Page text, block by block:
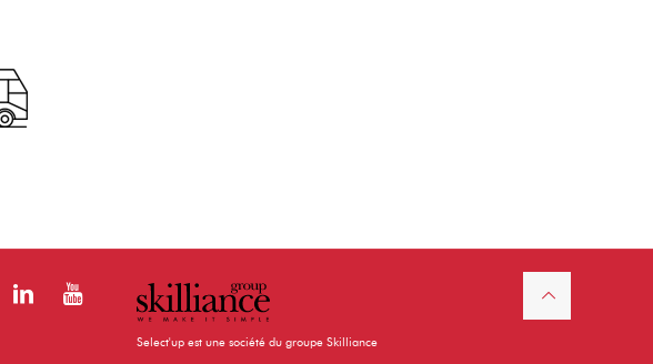
Select'up est une société du groupe Skilliance